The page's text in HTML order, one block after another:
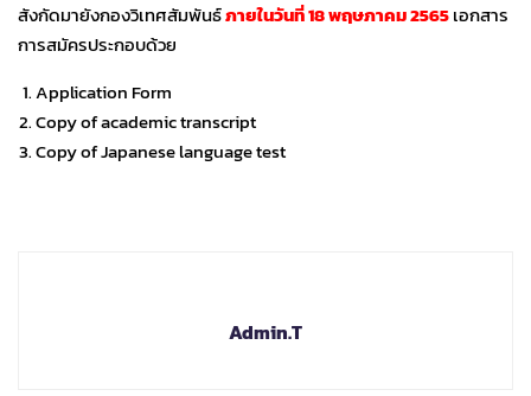
สังกัดมายังกองวิเทศสัมพันธ์ภายในวันที่ 18 พฤษภาคม 2565เอกสาร
การสมัครประกอบด้วย
Application Form
Copy of academic transcript
Copy of Japanese language test
Admin.T